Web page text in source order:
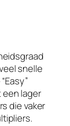
snelle
lager
die vaker